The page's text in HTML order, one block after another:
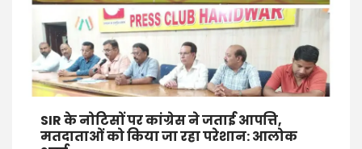
SIR के नोटिसों पर कांग्रेस ने जताई आपत्ति,
मतदाताओं को किया जा रहा परेशान: आलोक